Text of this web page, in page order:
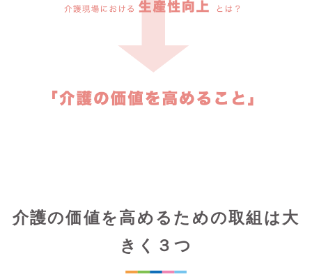
介護の価値を高めるための取組は大
きく３つ